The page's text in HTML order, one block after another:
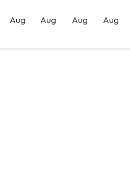
Trailer
Bilder
Aug Aug Aug Aug